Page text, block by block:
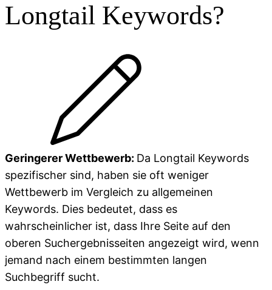
Longtail Keywords?
Geringerer Wettbewerb: Da Longtail Keywords
spezifischer sind, haben sie oft weniger
Wettbewerb im Vergleich zu allgemeinen
Keywords. Dies bedeutet, dass es
wahrscheinlicher ist, dass Ihre Seite auf den
oberen Suchergebnisseiten angezeigt wird, wenn
jemand nach einem bestimmten langen
Suchbegriff sucht.